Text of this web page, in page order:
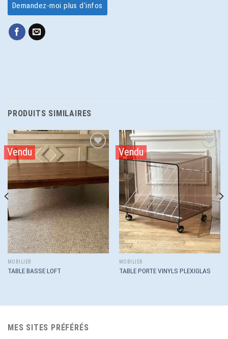
Demandez-moi plus d'infos
PRODUITS SIMILAIRES
Vendu
Ajouter
à la
wishlist
MOBILIER
TABLE BASSE LOFT
Vendu
Ajouter
à la
wishlist
MOBILIER
TABLE PORTE VINYLS PLEXIGLAS
MES SITES PRÉFÉRÉS